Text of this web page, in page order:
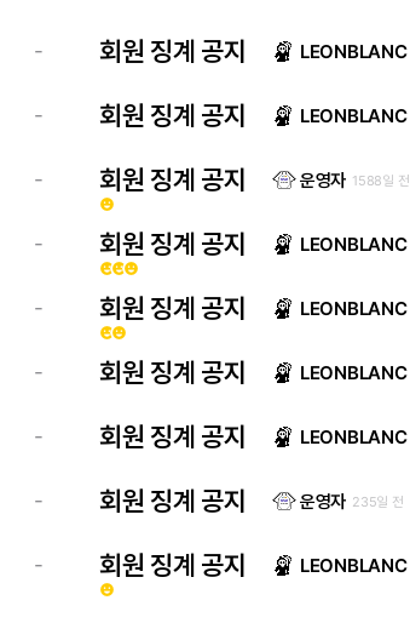
- 회원 징계 공지 LEONBLANC
- 회원 징계 공지 LEONBLANC
-
emoji_emotions
회원 징계 공지 운영자 1588일 전
-
emoji_emotionsemoji_emotionsemoji_emotions
회원 징계 공지 LEONBLANC
-
emoji_emotionsemoji_emotions
회원 징계 공지 LEONBLANC
- 회원 징계 공지 LEONBLANC
- 회원 징계 공지 LEONBLANC
- 회원 징계 공지 운영자 235일 전
-
emoji_emotions
회원 징계 공지 LEONBLANC